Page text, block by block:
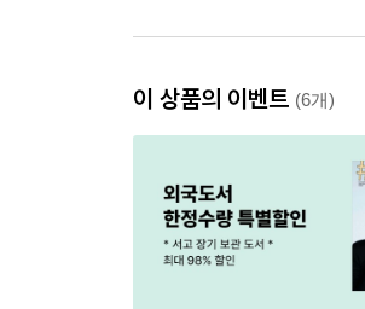
이 상품의 이벤트 (6개)